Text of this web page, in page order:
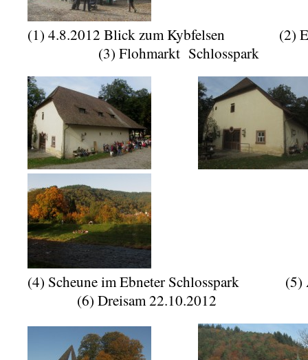
(1) 4.8.2012 Blick zum Kybfelsen
(3) Flohmarkt Schlosspark
(4) Scheune im Ebneter Schlosspark
(6) Dreisam 22.10.2012